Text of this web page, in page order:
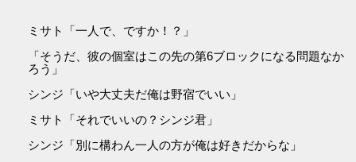
ミサト「一人で、ですか！？」
「そうだ、彼の個室はこの先の第6ブロックになる問題なか
ろう」
シンジ「いや大丈夫だ俺は野宿でいい」
ミサト「それでいいの？シンジ君」
シンジ「別に構わん一人の方が俺は好きだからな」